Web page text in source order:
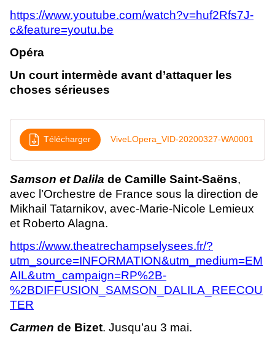
https://www.youtube.com/watch?v=huf2Rfs7J-
c&feature=youtu.be
Opéra
Un court intermède avant d’attaquer les
choses sérieuses
Télécharger ViveLOpera_VID-20200327-WA0001
Samson et Dalila de Camille Saint-Saëns,
avec l’Orchestre de France sous la direction de
Mikhail Tatarnikov, avec-Marie-Nicole Lemieux
et Roberto Alagna.
https://www.theatrechampselysees.fr/?
utm_source=INFORMATION&utm_medium=EM
AIL&utm_campaign=RP%2B-
%2BDIFFUSION_SAMSON_DALILA_REECOU
TER
Carmen de Bizet. Jusqu’au 3 mai.